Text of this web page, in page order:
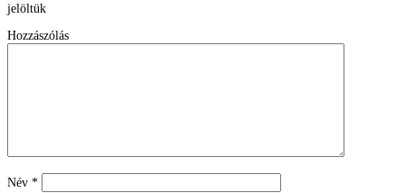
jelöltük
Hozzászólás
Név *